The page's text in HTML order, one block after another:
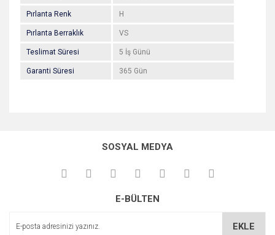
Pırlanta Renk H
Pırlanta Berraklık VS
Teslimat Süresi 5 İş Günü
Garanti Süresi 365 Gün
kullanarak tarafımıza iletebilirsiniz.
Görüş ve önerileriniz için teşekkür ederiz.
Ürün açıklamasında eksik bilgiler bulunuyor.
SOSYAL MEDYA
E-BÜLTEN
EKLE